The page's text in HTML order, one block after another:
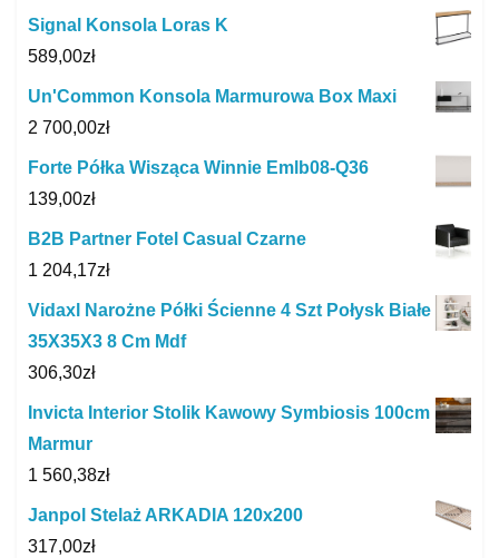
Signal Konsola Loras K
589,00zł
Un'Common Konsola Marmurowa Box Maxi
2 700,00zł
Forte Półka Wisząca Winnie Emlb08-Q36
139,00zł
B2B Partner Fotel Casual Czarne
1 204,17zł
Vidaxl Narożne Półki Ścienne 4 Szt Połysk Białe
35X35X3 8 Cm Mdf
306,30zł
Invicta Interior Stolik Kawowy Symbiosis 100cm
Marmur
1 560,38zł
Janpol Stelaż ARKADIA 120x200
317,00zł